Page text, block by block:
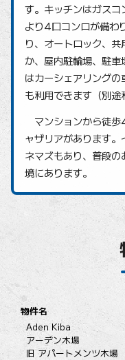
す。キッチンはガス
より4口コンロが備わ
り、オートロック、
か、屋内駐輪場、駐
はカーシェアリング
も利用できます（別途
マンションから徒
ャザリアがあります
ネマズもあり、普段
境にあります。
物件名
Aden Kiba
アーデン木場
旧 アパートメンツ木場